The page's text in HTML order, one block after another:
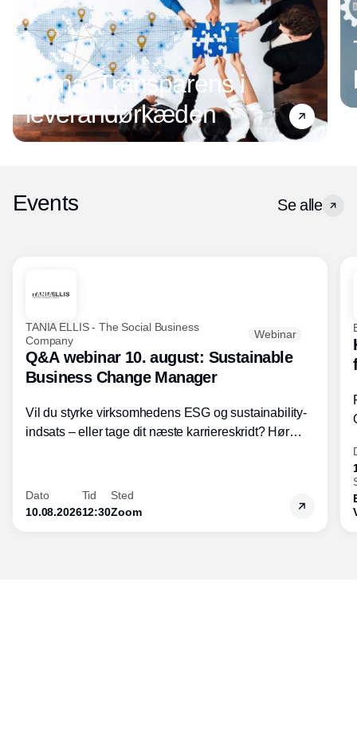
Tema: Transparens i
leverandørkæden
Events Se alle
TANIA ELLIS - The Social Business
Company
Webinar
Q&A webinar 10. august: Sustainable
Business Change Manager
Vil du styrke virksomhedens ESG og sustainability-
indsats – eller tage dit næste karriereskridt? Hør
inden for bæredygtig forretningsudvikling - så du
skaber værdi for både samfund og bundlinje.
Dato
10.08.2026
Tid
12:30
Sted
Zoom